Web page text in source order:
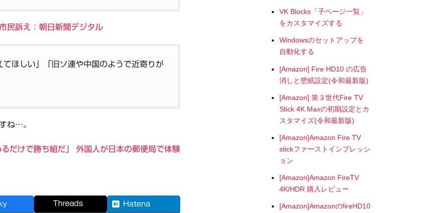
民訴え：朝日新聞デジタル
ほしい」「旧ソ連や中国のようで近寄りが
ね…。
だけで勝ち組だ」 外国人が日本の郵便局で体験
Threads Hatena
VK Blocks「子ページ一覧」
をカスタマイズする
Windowsのセットアップを
自動化する
[Amazon] Fire HD10 の広告
消しと壁紙設定(令和最新版)
[Amazon] 第３世代Fire TV
Stick 4K Maxの初期設定とカ
スタマイズ(令和最新版)
[Amazon]Amazon Fire TV
stickファーストインプレッシ
ョン
[Amazon]Amazon FireTV
4K/HDR 購入レビュー
[Amazon]AmazonのfireHD10